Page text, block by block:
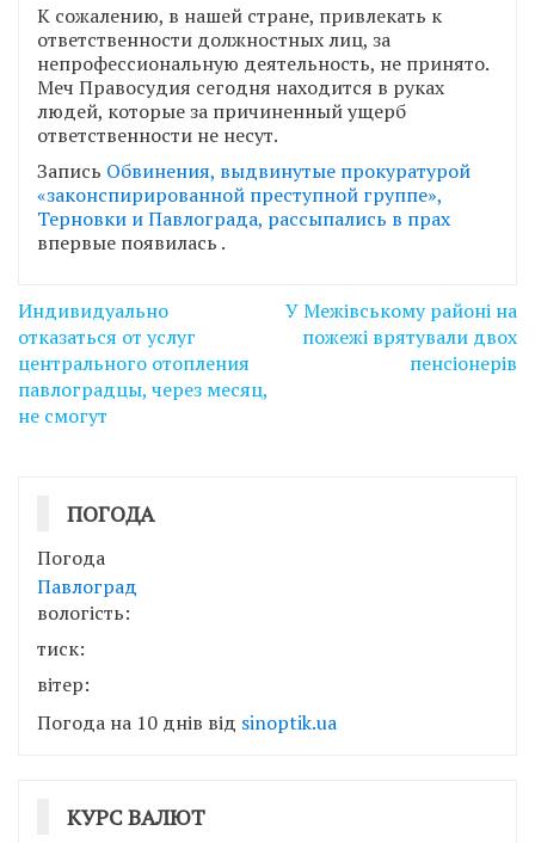
К сожалению, в нашей стране, привлекать к
ответственности должностных лиц, за
непрофессиональную деятельность, не принято.
Меч Правосудия сегодня находится в руках
людей, которые за причиненный ущерб
ответственности не несут.
Запись Обвинения, выдвинутые прокуратурой
«законспирированной преступной группе»,
Терновки и Павлограда, рассыпались в прах
впервые появилась .
Навігація
записів
Индивидуально
отказаться от услуг
центрального отопления
павлоградцы, через месяц,
не смогут
У Межівському районі на
пожежі врятували двох
пенсіонерів
ПОГОДА
Погода
Павлоград
вологість:
тиск:
вітер:
Погода на 10 днів від sinoptik.ua
КУРС ВАЛЮТ